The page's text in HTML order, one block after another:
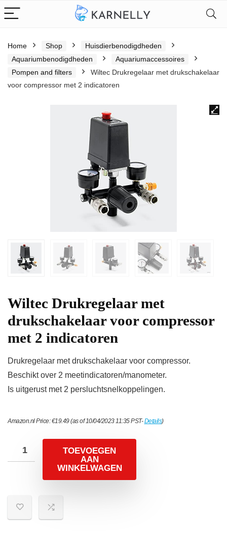
Home Shop
Huisdierbenodigdheden
Aquariumbenodigdheden
Aquariumaccessoires
Pompen and filters
Wiltec Drukregelaar met drukschakelaar
voor compressor met 2 indicatoren
Wiltec Drukregelaar met
drukschakelaar voor compressor
met 2 indicatoren
Drukregelaar met drukschakelaar voor compressor.
Beschikt over 2 meetindicatoren/manometer.
Is uitgerust met 2 persluchtsnelkoppelingen.
Amazon.nl Price:€19.49(as of 10/04/2023 11:35 PST-Details)
TOEVOEGEN
AAN
WINKELWAGEN